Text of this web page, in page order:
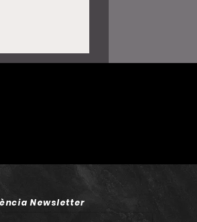
el concert a
de
Newsletter